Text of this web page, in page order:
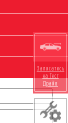
Записатись
на Тест
Драйв